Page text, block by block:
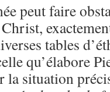
peut faire
tables
qu’élabore
la situation